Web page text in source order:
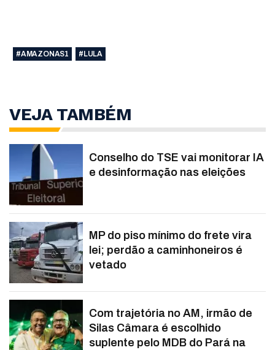
#AMAZONAS1 #LULA
VEJA TAMBÉM
Conselho do TSE vai monitorar IA
e desinformação nas eleições
MP do piso mínimo do frete vira
lei; perdão a caminhoneiros é
vetado
Com trajetória no AM, irmão de
Silas Câmara é escolhido
suplente pelo MDB do Pará na